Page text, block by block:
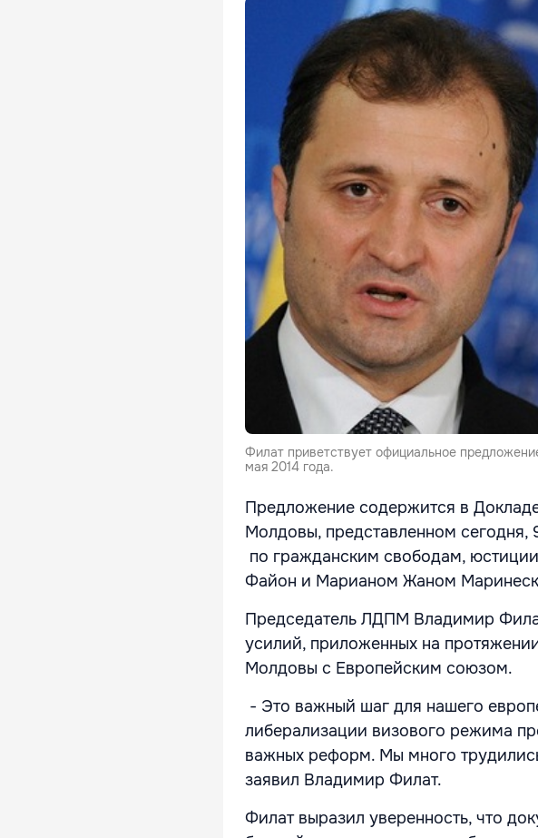
Филат приветствует официальное
мая 2014 года.
Предложение содержится в
Молдовы, представленном сегодня,
по гражданским свободам,
Файон и Марианом Жаном
Председатель ЛДПМ Владимир
усилий, приложенных на
Молдовы с Европейским союзом.
- Это важный шаг для нашего
либерализации визового режима
важных реформ. Мы много
заявил Владимир Филат.
Филат выразил уверенность, что